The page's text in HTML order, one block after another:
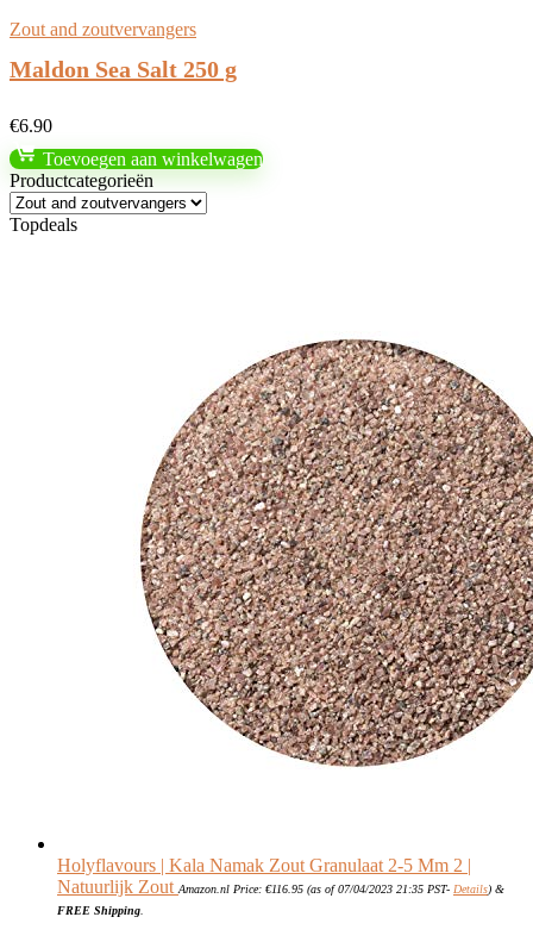
Zout and zoutvervangers
Maldon Sea Salt 250 g
€6.90
Toevoegen aan winkelwagen
Productcategorieën
Topdeals
Holyflavours | Kala Namak Zout Granulaat 2-5 Mm 2 |
Natuurlijk Zout Amazon.nl Price: €116.95 (as of 07/04/2023 21:35 PST- Details) &
FREE Shipping